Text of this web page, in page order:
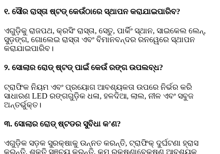
୧. ସୌର ରାସ୍ତା ଷ୍ଟଡ୍ କେଉଁଠାରେ ସ୍ଥାପନ କରାଯାଇପାରିବ?
ଏଗୁଡ଼ିକୁ ରାଜପଥ, କ୍ରସିଂ ରାସ୍ତା, ସେତୁ, ପାର୍କିଂ ସ୍ଥାନ, ସାଇକେଲ ଲେନ୍,
ସୁଡ଼ଙ୍ଗ, ଗୋଲେଇ ରାସ୍ତା ଏବଂ ବିମାନବନ୍ଦର ରନୱେରେ ସ୍ଥାପନ
କରାଯାଇପାରିବ।
୨. ସୋଲାର ରୋଡ୍ ଷ୍ଟଡ୍ ପାଇଁ କେଉଁ ରଙ୍ଗ ଉପଲବ୍ଧ?
ଟ୍ରାଫିକ ନିୟମ ଏବଂ ପ୍ରୟୋଗ ଆବଶ୍ୟକତା ଉପରେ ନିର୍ଭର କରି
ସାଧାରଣ LED ରଙ୍ଗଗୁଡ଼ିକ ଧଳା, ହଳଦିଆ, ଲାଲ, ନୀଳ ଏବଂ ସବୁଜ
ଅନ୍ତର୍ଭୁକ୍ତ।
୩. ସୋଲାର ରୋଡ୍ ଷ୍ଟଡର ସୁବିଧା କ’ଣ?
ଏଗୁଡ଼ିକ ସଡ଼କ ସୁରକ୍ଷାକୁ ଉନ୍ନତ କରନ୍ତି, ଟ୍ରାଫିକ୍ ଦୁର୍ଘଟଣା ହ୍ରାସ
କରନ୍ତି, ଶକ୍ତି ସଞ୍ଚୟ କରନ୍ତି, କମ୍ ରକ୍ଷଣାବେକ୍ଷଣ ଆବଶ୍ୟକ